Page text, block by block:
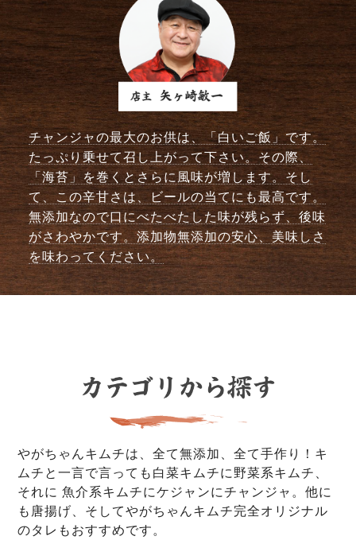
チャンジャの最大のお供は、「白いご飯」です。
たっぷり乗せて召し上がって下さい。その際、
「海苔」を巻くとさらに風味が増します。そし
て、この辛甘さは、ビールの当てにも最高です。
無添加なので口にべたべたした味が残らず、後味
がさわやかです。添加物無添加の安心、美味しさ
を味わってください。
やがちゃんキムチは、全て無添加、全て手作り！キ
ムチと一言で言っても白菜キムチに野菜系キムチ、
それに 魚介系キムチにケジャンにチャンジャ。他に
も唐揚げ、そしてやがちゃんキムチ完全オリジナル
のタレもおすすめです。